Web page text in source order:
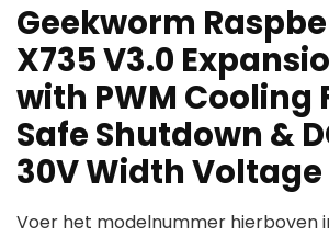
Geekworm
X735 V3.0
with PWM Cooling
Safe Shutdown &
30V Width
Voer het modelnummer hierboven